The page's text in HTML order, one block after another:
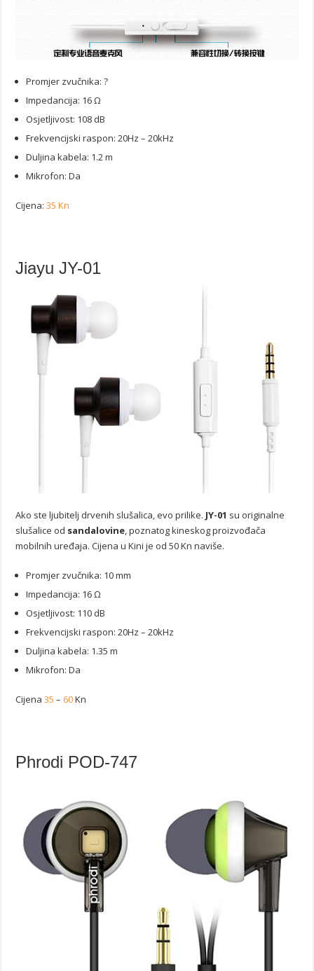
Promjer zvučnika: ?
Impedancija: 16 Ω
Osjetljivost: 108 dB
Frekvencijski raspon: 20Hz – 20kHz
Duljina kabela: 1.2 m
Mikrofon: Da
Cijena:35 Kn
Jiayu JY-01
Ako ste ljubitelj drvenih slušalica, evo prilike. JY-01 su originalne
slušalice od sandalovine , poznatog kineskog proizvođača
mobilnih uređaja. Cijena u Kini je od 50 Kn naviše.
Promjer zvučnika: 10 mm
Impedancija: 16 Ω
Osjetljivost: 110 dB
Frekvencijski raspon: 20Hz – 20kHz
Duljina kabela: 1.35 m
Mikrofon: Da
Cijena35 – 60Kn
Phrodi POD-747